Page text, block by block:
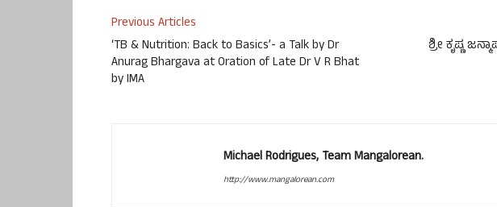
Previous Articles
‘TB & Nutrition: Back to Basics’- a Talk by Dr
Anurag Bhargava at Oration of Late Dr V R Bhat
by IMA
ಶ್ರೀ ಕೃಷ್ಣ
Michael Rodrigues, Team Mangalorean.
http://www.mangalorean.com